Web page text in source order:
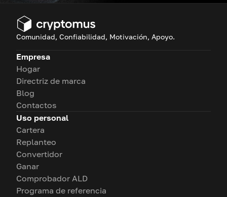
Comunidad, Confiabilidad, Motivación, Apoyo.
Empresa
Hogar
Directriz de marca
Blog
Contactos
Uso personal
Cartera
Replanteo
Convertidor
Ganar
Comprobador ALD
Programa de referencia